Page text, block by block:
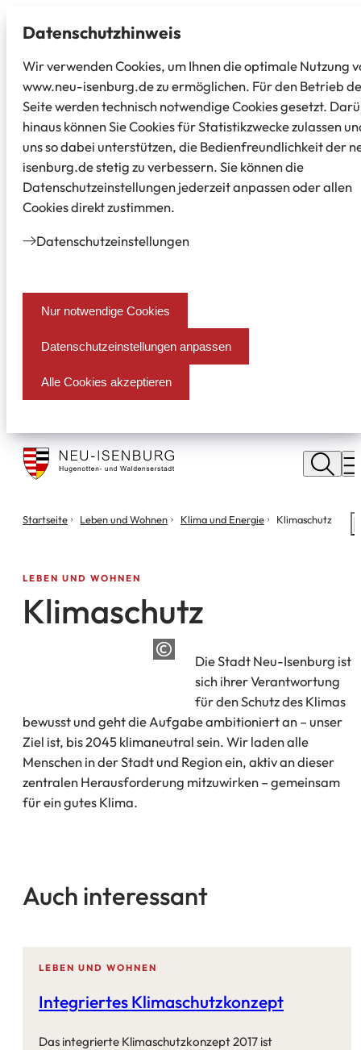
Datenschutz­hinweis
Wir verwenden Cookies, um Ihnen die optimale Nutzung
www.neu-isenburg.de zu ermöglichen. Für den Betrieb
Seite werden technisch notwendige Cookies gesetzt.
hinaus können Sie Cookies für Statistikzwecke zulassen
uns so dabei unterstützen, die Bedienfreundlichkeit der
isenburg.de stetig zu verbessern. Sie können die
Datenschutzeinstellungen jederzeit anpassen oder allen
Cookies direkt zustimmen.
Datenschutz­einstellungen
Nur notwendige Cookies
Datenschutzeinstellungen anpassen
Alle Cookies akzeptieren
Stadt
Neu
Isenburg
SieStartseite Leben und Wohnen Klima und Energie Klimaschutz
LEBEN UND WOHNEN
Klimaschutz
Die Stadt Neu-Isenburg ist
sich ihrer Verantwortung
für den Schutz des Klimas
bewusst und geht die Aufgabe ambitioniert an – unser
Ziel ist, bis 2045 klimaneutral sein. Wir laden alle
Menschen in der Stadt und Region ein, aktiv an dieser
zentralen Herausforderung mitzuwirken – gemeinsam
für ein gutes Klima.
Auch interessant
LEBEN UND WOHNEN
Integriertes Klimaschutzkonzept
Das integrierte Klimaschutzkonzept 2017 ist